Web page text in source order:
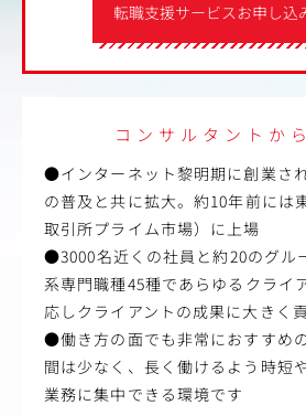
転職支援サービスお申し込
コンサルタントか
●インターネット黎明期に創業さ
の普及と共に拡大。約10年前には
取引所プライム市場）に上場
●3000名近くの社員と約20のグル
系専門職種45種であらゆるクライ
応しクライアントの成果に大きく
●働き方の面でも非常におすすめ
間は少なく、長く働けるよう時短
業務に集中できる環境です